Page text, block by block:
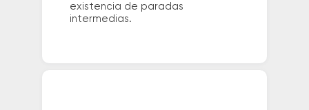
existencia de paradas
intermedias.